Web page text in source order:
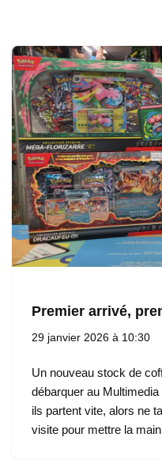
Premier arrivé,
29 janvier 2026 à 10:30
Un nouveau stock de
débarquer au
ils partent vite, alors ne
visite pour mettre la